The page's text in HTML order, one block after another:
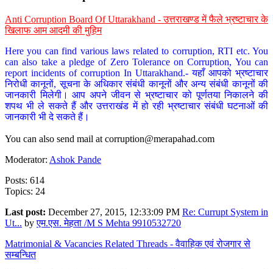
Anti Corruption Board Of Uttarakhand - उत्तराखण्ड में फैले भ्रष्टाचार के
खिलाफ आम आदमी की मुहिम
Here you can find various laws related to corruption, RTI etc. You
can also take a pledge of Zero Tolerance on Corruption, You can
report incidents of corruption In Uttarakhand.- यहाँ आपको भ्रष्टाचार
निरोधी कानूनों, सूचना के अधिकार संबंधी कानूनों और अन्य संबंधी कानूनों की
जानकारी मिलेगी। आप अपने जीवन से भ्रष्टाचार को पूर्णतया निकालने की
शपथ भी ले सकते हैं और उत्तराखंड में हो रही भ्रष्टाचार संबंधी घटनाओं की
जानकारी भी दे सकते हैं।
You can also send mail at corruption@merapahad.com
Moderator: Ashok Pande
Posts: 614
Topics: 24
Last post: December 27, 2015, 12:33:09 PM Re: Currupt System in
Ut... byएम.एस. मेहता /M S Mehta 9910532720
Matrimonial & Vacancies Related Threads - वैवाहिक एवं रोजगार से
सम्बन्धित